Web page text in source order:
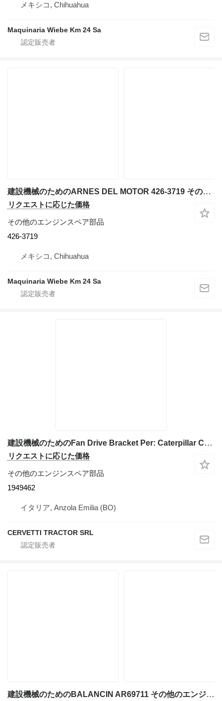
メキシコ, Chihuahua
Maquinaria Wiebe Km 24 Sa
建設機械のためのARNES DEL MOTOR 426-3719 その他のエンジンスペア部品
リクエストに応じた価格
その他のエンジンスペア部品
426-3719
メキシコ, Chihuahua
Maquinaria Wiebe Km 24 Sa
建設機械のためのFan Drive Bracket Per: Caterpillar C9 CLJ08920 Miscell 1949462
リクエストに応じた価格
その他のエンジンスペア部品
1949462
イタリア, Anzola Emilia (BO)
CERVETTI TRACTOR SRL
建設機械のためのBALANCIN AR69711 その他のエンジンスペア部品